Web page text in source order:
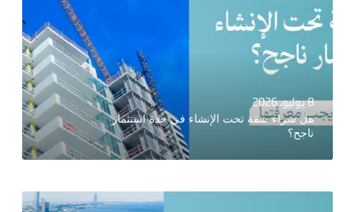
8 يوليو، 2026
هل شراء شقة تحت الإنشاء في جدة استثمار
ناجح؟